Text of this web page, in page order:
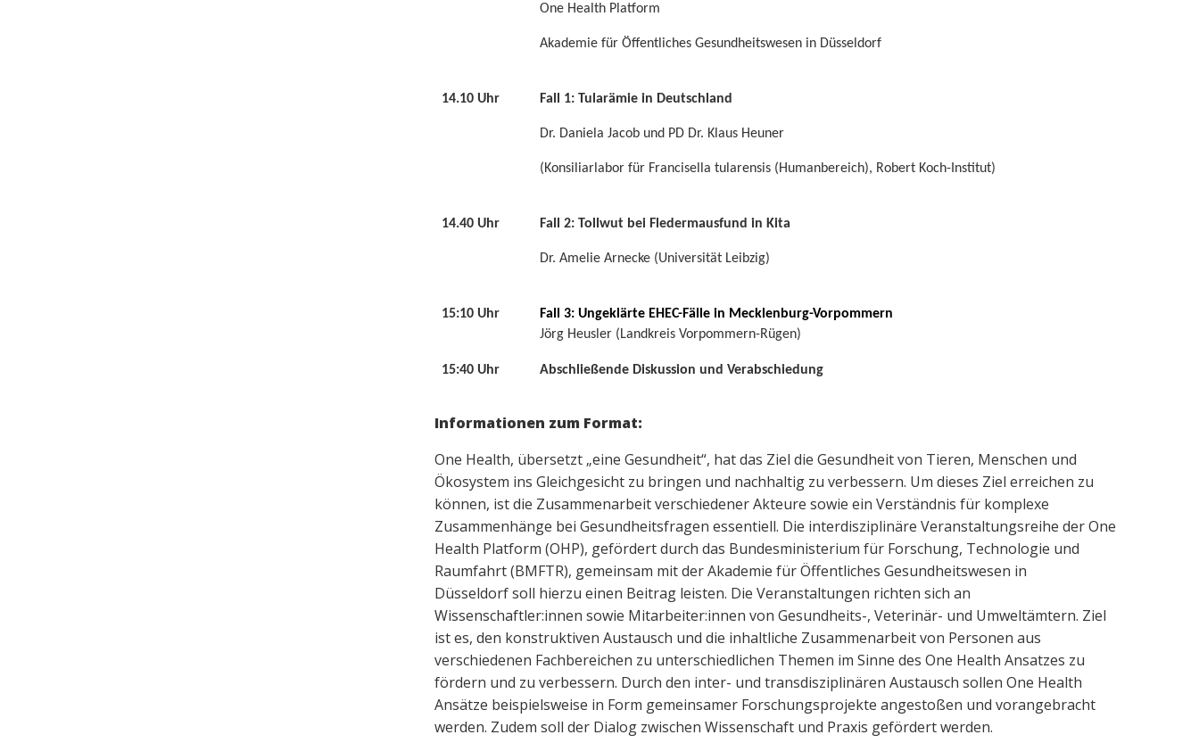
One Health Platform
Akademie für Öffentliches Gesundheitswesen in Düsseldorf
14.10 Uhr Fall 1: Tularämie in Deutschland
Dr. Daniela Jacob und PD Dr. Klaus Heuner
(Konsiliarlabor für Francisella tularensis (Humanbereich), Robert Koch-Institut)
14.40 Uhr Fall 2: Tollwut bei Fledermausfund in Kita
Dr. Amelie Arnecke (Universität Leibzig)
15:10 Uhr
Fall 3: Ungeklärte EHEC-Fälle in Mecklenburg-Vorpommern
Jörg Heusler (Landkreis Vorpommern-Rügen)
15:40 Uhr Abschließende Diskussion und Verabschiedung
Informationen zum Format:
One Health, übersetzt „eine Gesundheit“, hat das Ziel die Gesundheit von Tieren, Menschen und
Ökosystem ins Gleichgesicht zu bringen und nachhaltig zu verbessern. Um dieses Ziel erreichen zu
können, ist die Zusammenarbeit verschiedener Akteure sowie ein Verständnis für komplexe
Zusammenhänge bei Gesundheitsfragen essentiell. Die interdisziplinäre Veranstaltungsreihe der One
Health Platform (OHP), gefördert durch das Bundesministerium für Forschung, Technologie und
Raumfahrt (BMFTR), gemeinsam mit der Akademie für Öffentliches Gesundheitswesen in
Düsseldorf soll hierzu einen Beitrag leisten. Die Veranstaltungen richten sich an
Wissenschaftler:innen sowie Mitarbeiter:innen von Gesundheits-, Veterinär- und Umweltämtern. Ziel
ist es, den konstruktiven Austausch und die inhaltliche Zusammenarbeit von Personen aus
verschiedenen Fachbereichen zu unterschiedlichen Themen im Sinne des One Health Ansatzes zu
fördern und zu verbessern. Durch den inter- und transdisziplinären Austausch sollen One Health
Ansätze beispielsweise in Form gemeinsamer Forschungsprojekte angestoßen und vorangebracht
werden. Zudem soll der Dialog zwischen Wissenschaft und Praxis gefördert werden.